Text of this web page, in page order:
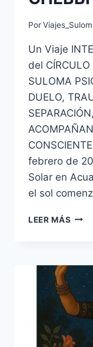
Por
Un Viaje
del
SULOMA
DUELO,
febrero de
Solar en
el sol
LEER MÁS